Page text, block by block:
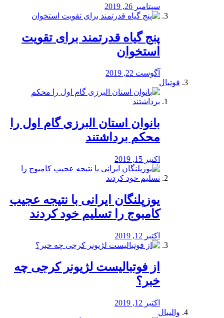
سپتامبر 26, 2019
پنج گیاه قدرتمند برای تقویت
استخوان
آگوست 22, 2019
فوتبال
بانوان استان البرزی گام اول را
محكم برداشتند
اکتبر 15, 2019
یوزپلنگان ایرانی با نتیجه عجیب
کامبوج را تسلیم خود کردند
اکتبر 12, 2019
از فوتبالیست لژیونر کرجی چه
خبر؟
اکتبر 12, 2019
والیبال